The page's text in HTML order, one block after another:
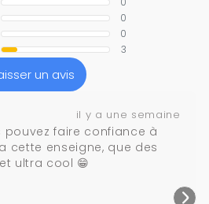
0
0
3
un avis
il y a une semaine
pouvez faire confiance à
cette enseigne, que des
ultra cool 😁